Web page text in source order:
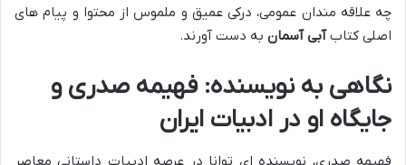
چه علاقه مندان عمومی، درکی عمیق و ملموس از محتوا و پیام های
اصلی کتابآبی آسمان به دست آورند.
نگاهی به نویسنده: فهیمه صدری و
جایگاه او در ادبیات ایران
فهیمه صدری، نویسنده ای توانا در عرصه ادبیات داستانی معاصر